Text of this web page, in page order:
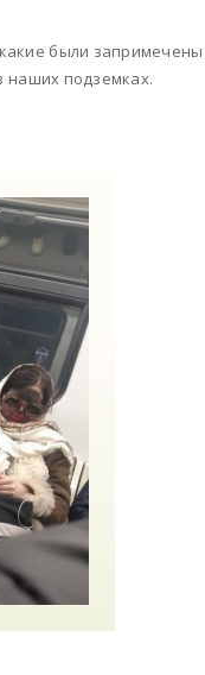
были
наших подземках.